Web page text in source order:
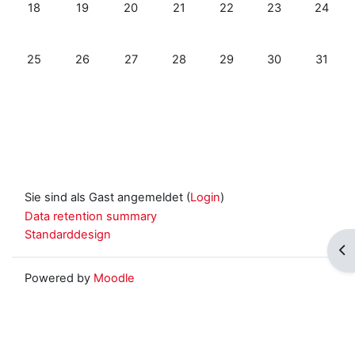
Keine Termine, Montag, 18. Mai
18 Keine Termine, Dienstag, 19. Mai
19 Keine Termine, Mittwoch, 20. Mai
20 Keine Termine, Donnerstag, 21.
21 Keine Termine, Freitag,
22 Keine Termine,
23 Keine
24
Keine Termine, Montag, 25. Mai
25 Keine Termine, Dienstag, 26. Mai
26 Keine Termine, Mittwoch, 27. Mai
27 Keine Termine, Donnerstag, 28.
28 Keine Termine, Freitag,
29 Keine Termine,
30 Keine
31
Sie sind als Gast angemeldet (Login)
Data retention summary
Standarddesign
Powered by Moodle